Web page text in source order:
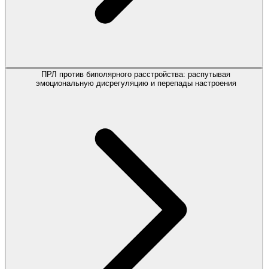
ПРЛ против биполярного расстройства: распутывая
эмоциональную дисрегуляцию и перепады настроения